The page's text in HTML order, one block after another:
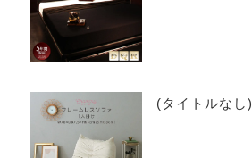
(タイトルなし)